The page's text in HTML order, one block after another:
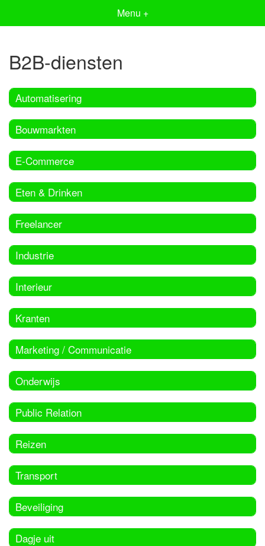
Menu +
B2B-diensten
Automatisering
Bouwmarkten
E-Commerce
Eten & Drinken
Freelancer
Industrie
Interieur
Kranten
Marketing / Communicatie
Onderwijs
Public Relation
Reizen
Transport
Beveiliging
Dagje uit